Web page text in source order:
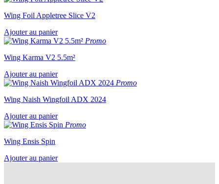
Wing Foil Appletree Slice V2
Ajouter au panier
Promo
Wing Karma V2 5.5m²
Ajouter au panier
Promo
Wing Naish Wingfoil ADX 2024
Ajouter au panier
Promo
Wing Ensis Spin
Ajouter au panier